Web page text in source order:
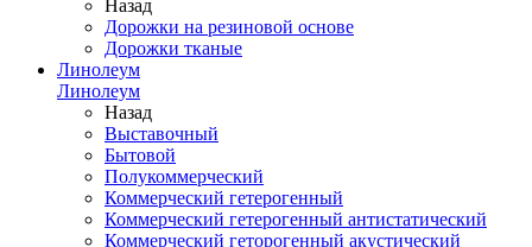
Назад
Дорожки на резиновой основе
Дорожки тканые
Линолеум
Линолеум
Назад
Выставочный
Бытовой
Полукоммерческий
Коммерческий гетерогенный
Коммерческий гетерогенный антистатический
Коммерческий геторогенный акустический